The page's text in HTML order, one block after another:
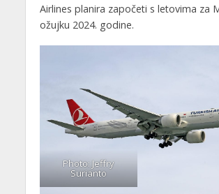
Airlines planira započeti s letovima za
ožujku 2024. godine.
Photo: Jeffry
Surianto